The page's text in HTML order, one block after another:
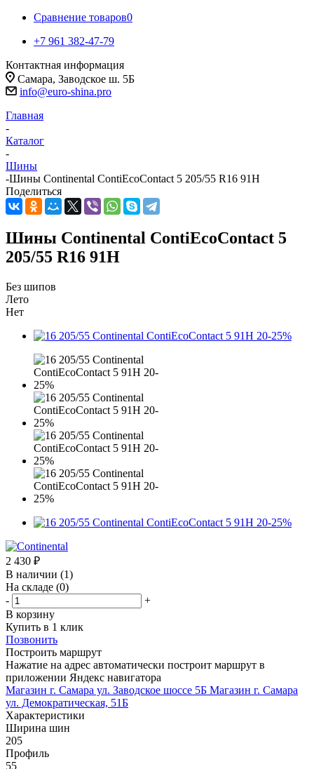
Сравнение товаров0
+7 961 382-47-79
Контактная информация
Самара, Заводское ш. 5Б
info@euro-shina.pro
Главная
-
Каталог
-
Шины
-Шины Continental ContiEcoContact 5 205/55 R16 91H
Поделиться
Шины Continental ContiEcoContact 5
205/55 R16 91H
Без шипов
Лето
Нет
2 430 ₽
В наличии (1)
На складе (0)
-
+
В корзину
Купить в 1 клик
Позвонить
Построить маршрут
Нажатие на адрес автоматически построит маршрут в
приложении Яндекс навигатора
Магазин г. Самара ул. Заводское шоссе 5Б Магазин г. Самара
ул. Демократическая, 51Б
Характеристики
Ширина шин
205
Профиль
55